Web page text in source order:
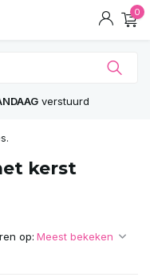
0
verstuurd
kerst
op: